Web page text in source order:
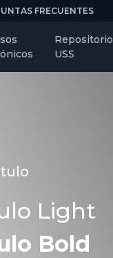
FRECUENTES
Repositorio
USS
Light
Bold